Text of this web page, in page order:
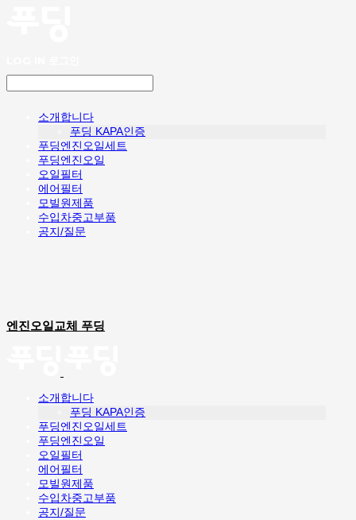
소개합니다
푸딩 KAPA인증
푸딩엔진오일세트
푸딩엔진오일
오일필터
에어필터
모빌원제품
수입차중고부품
공지/질문
엔진오일교체 푸딩
소개합니다
푸딩 KAPA인증
푸딩엔진오일세트
푸딩엔진오일
오일필터
에어필터
모빌원제품
수입차중고부품
공지/질문